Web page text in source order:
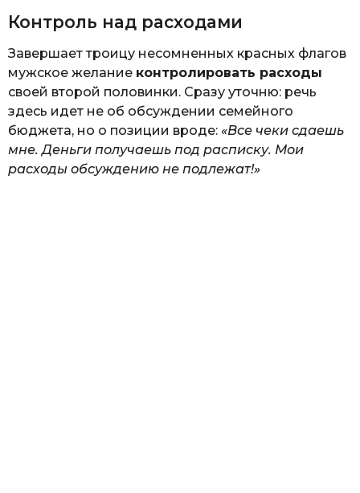
Контроль над расходами
Завершает троицу несомненных красных флагов
мужское желание контролировать расходы
своей второй половинки. Сразу уточню: речь
здесь идет не об обсуждении семейного
бюджета, но о позиции вроде: «Все чеки сдаешь
мне. Деньги получаешь под расписку. Мои
расходы обсуждению не подлежат!»